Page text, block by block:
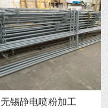
无锡静电喷粉加工